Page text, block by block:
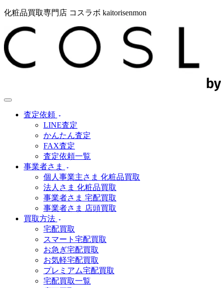
化粧品買取専門店 コスラボ kaitorisenmon
査定依頼
LINE査定
かんたん査定
FAX査定
査定依頼一覧
事業者さま
個人事業主さま 化粧品買取
法人さま 化粧品買取
事業者さま 宅配買取
事業者さま 店頭買取
買取方法
宅配買取
スマート宅配買取
お急ぎ宅配買取
お気軽宅配買取
プレミアム宅配買取
宅配買取一覧